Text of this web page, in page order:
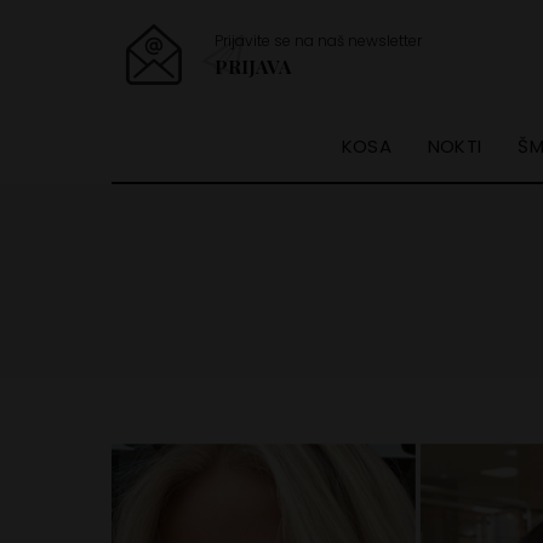
Prijavite se na naš newsletter
PRIJAVA
KOSA NOKTI